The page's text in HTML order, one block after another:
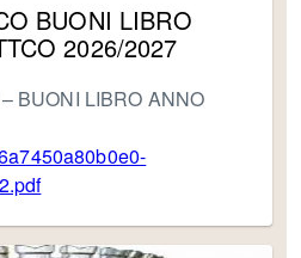
BUONI LIBRO
2026/2027
BUONI LIBRO ANNO